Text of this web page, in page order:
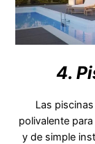
4.
Las
polivalente
y de simple